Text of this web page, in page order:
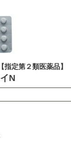
定第２類医薬品】
N